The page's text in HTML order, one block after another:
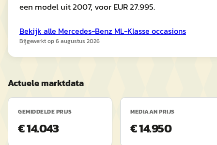
een model uit 2007, voor EUR 27.995.
Bekijk alle Mercedes-Benz ML-Klasse occasions
Bijgewerkt op6 augustus 2026
Actuele marktdata
GEMIDDELDE PRIJS
€ 14.043
MEDIAAN PRIJS
€ 14.950